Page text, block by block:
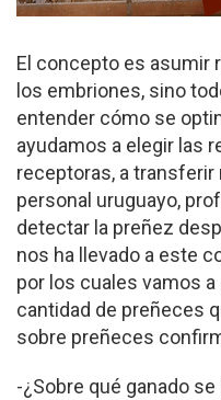
El concepto es asumir
los embriones, sino
entender cómo se
ayudamos a elegir las
receptoras, a
personal uruguayo,
detectar la preñez
nos ha llevado a este
por los cuales vamos
cantidad de preñeces
sobre preñeces
-¿Sobre qué ganado se